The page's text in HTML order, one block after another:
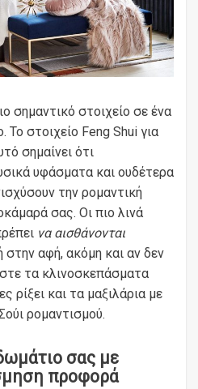
σημαντικό στοιχείο σε ένα
στοιχείο Feng Shui για
σημαίνει ότι
υφάσματα και ουδέτερα
την ρομαντική
σας. Οι πιο λινά
να αισθάνονται
στην αφή, ακόμη και αν δεν
τα κλινοσκεπάσματα
ρίξει και τα μαξιλάρια με
ρομαντισμού.
σας με
προφορά